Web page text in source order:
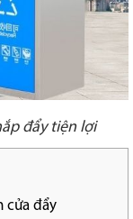
đẩy tiện lợi
cửa đẩy